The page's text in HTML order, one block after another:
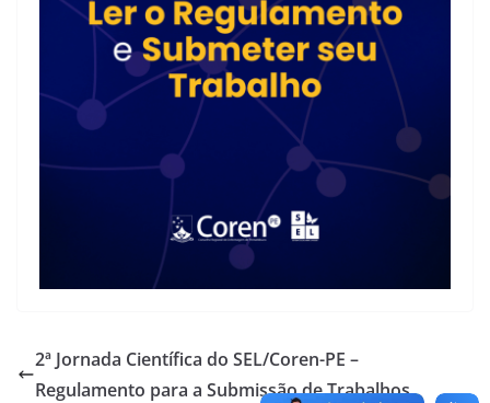
2ª Jornada Científica do SEL/Coren-PE –
Regulamento para a Submissão de Trabalhos